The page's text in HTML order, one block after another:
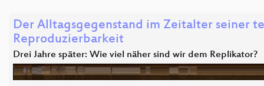
Der Alltagsgegenstand im Zeitalter seiner
Reproduzierbarkeit
Drei Jahre später: Wie viel näher sind wir dem Replikator?